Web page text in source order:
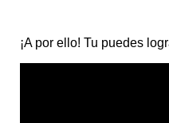
¡A por ello! Tu puedes